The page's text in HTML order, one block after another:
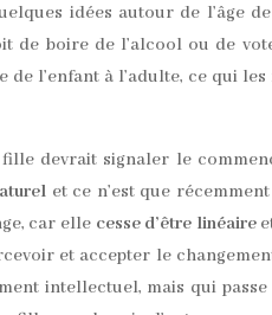
idées autour de l’âge
de boire de l’alcool ou de
l’enfant à l’adulte, ce qui
fille devrait signaler le
et ce n’est que
car elle cesse d’être linéaire
et accepter le
intellectuel, mais qui